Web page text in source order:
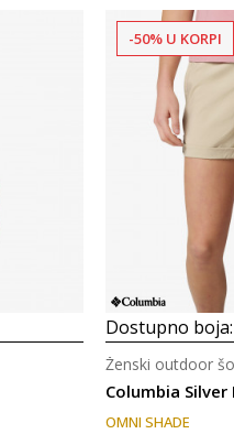
-50% U KORPI
Dostupno boja:
Columbia
Ženski outdoor
OMNI SHADE